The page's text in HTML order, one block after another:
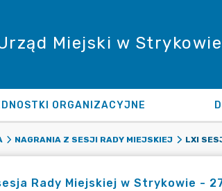
Miejski w Strykowie
ORGANIZACYJNE
NAGRANIA Z SESJI RADY MIEJSKIEJ
Rady Miejskiej w Strykowie -